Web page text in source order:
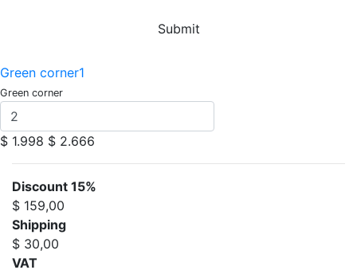
Submit
Green corner1
Green corner
$ 1.998 $ 2.666
Discount 15%
$ 159,00
Shipping
$ 30,00
VAT